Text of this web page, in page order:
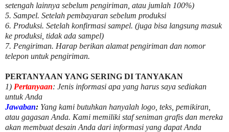
setengah lainnya sebelum pengiriman, atau jumlah 100%)
5. Sampel. Setelah pembayaran sebelum produksi
6. Produksi. Setelah konfirmasi sampel. (juga bisa langsung masuk
ke produksi, tidak ada sampel)
7. Pengiriman. Harap berikan alamat pengiriman dan nomor
telepon untuk pengiriman.
PERTANYAAN YANG SERING DI TANYAKAN
1) Pertanyaan: Jenis informasi apa yang harus saya sediakan
untuk Anda
Jawaban: Yang kami butuhkan hanyalah logo, teks, pemikiran,
atau gagasan Anda. Kami memiliki staf seniman grafis dan mereka
akan membuat desain Anda dari informasi yang dapat Anda